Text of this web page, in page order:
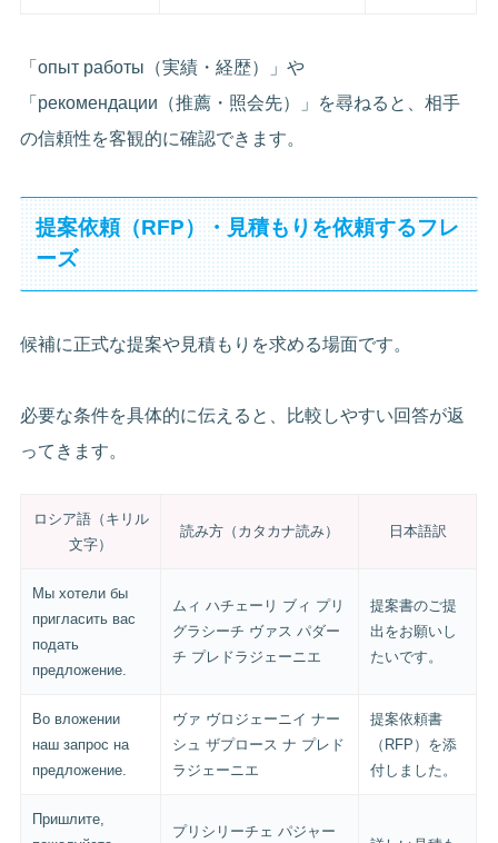
「опыт работы（実績・経歴）」や
「рекомендации（推薦・照会先）」を尋ねると、相手
の信頼性を客観的に確認できます。
提案依頼（RFP）・見積もりを依頼するフレ
ーズ
候補に正式な提案や見積もりを求める場面です。
必要な条件を具体的に伝えると、比較しやすい回答が返
ってきます。
ロシア語（キリル
文字）
読み方（カタカナ読み） 日本語訳
Мы хотели бы
пригласить вас
подать
предложение.
ムィ ハチェーリ ブィ プリ
グラシーチ ヴァス パダー
チ プレドラジェーニエ
提案書のご提
出をお願いし
たいです。
Во вложении
наш запрос на
предложение.
ヴァ ヴロジェーニイ ナー
シュ ザプロース ナ プレド
ラジェーニエ
提案依頼書
（RFP）を添
付しました。
Пришлите,
プリシリーチェ パジャー